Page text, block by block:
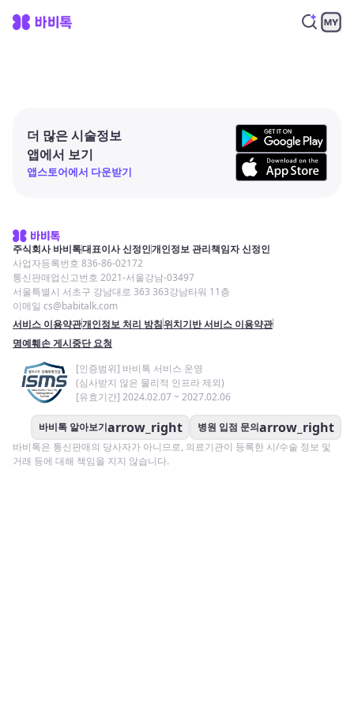
더 많은 시술정보
앱에서 보기
앱스토어에서 다운받기
주식회사 바비톡대표이사 신정인개인정보 관리책임자 신정인
사업자등록번호 836-86-02172
통신판매업신고번호 2021-서울강남-03497
서울특별시 서초구 강남대로 363 363강남타워 11층
이메일 cs@babitalk.com
서비스 이용약관개인정보 처리 방침위치기반 서비스 이용약관
명예훼손 게시중단 요청
[인증범위] 바비톡 서비스 운영
(심사받지 않은 물리적 인프라 제외)
[유효기간] 2024.02.07 ~ 2027.02.06
바비톡 알아보기arrow_right 병원 입점 문의arrow_right
바비톡은 통신판매의 당사자가 아니므로, 의료기관이 등록한 시/수술 정보 및
거래 등에 대해 책임을 지지 않습니다.